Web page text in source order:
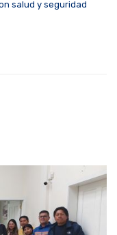
salud y seguridad